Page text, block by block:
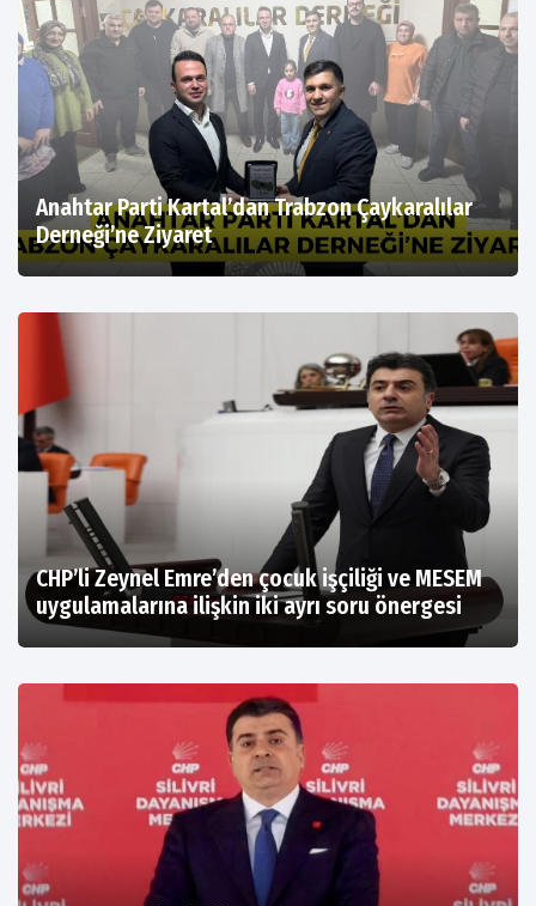
Anahtar Parti Kartal’dan Trabzon Çaykaralılar
Derneği’ne Ziyaret
CHP’li Zeynel Emre’den çocuk işçiliği ve MESEM
uygulamalarına ilişkin iki ayrı soru önergesi